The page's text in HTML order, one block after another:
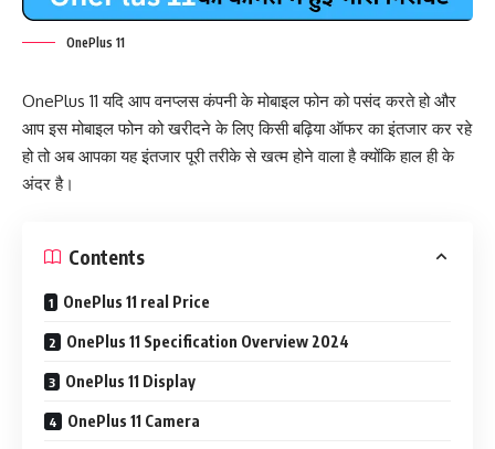
OnePlus 11
OnePlus 11 यदि आप वनप्लस कंपनी के मोबाइल फोन को पसंद करते हो और
आप इस मोबाइल फोन को खरीदने के लिए किसी बढ़िया ऑफर का इंतजार कर रहे
हो तो अब आपका यह इंतजार पूरी तरीके से खत्म होने वाला है क्योंकि हाल ही के
अंदर है।
Contents
OnePlus 11 real Price
OnePlus 11 Specification Overview 2024
OnePlus 11 Display
OnePlus 11 Camera